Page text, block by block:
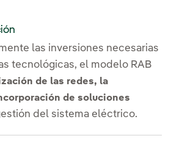
las inversiones necesarias
tecnológicas, el modelo RAB
de las redes, la
de soluciones
del sistema eléctrico.